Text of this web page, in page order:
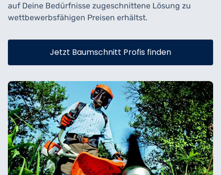
auf Deine Bedürfnisse zugeschnittene Lösung zu
wettbewerbsfähigen Preisen erhältst.
Jetzt Baumschnitt Profis finden